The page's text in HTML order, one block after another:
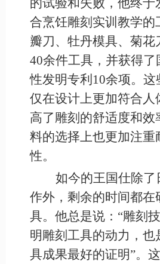
的试验和失败，他终于
合烹饪雕刻实训教学的
瓣刀、牡丹模具、菊花
40余件工具，并获得了
性发明专利10余项。这
仅在设计上更加符合人
高了雕刻的舒适度和效
料的选择上也更加注重
性。
如今的王国仕除了
作外，剩余的时间都在
具。他总是说： “雕刻
明雕刻工具的动力，也
具成果最好的证明”。